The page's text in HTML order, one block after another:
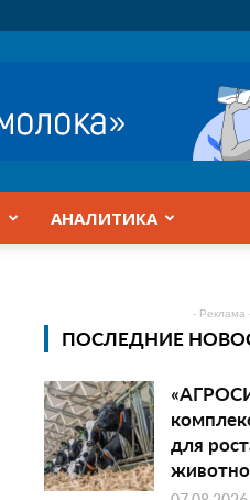
АНАЛИТИКА
- Реклама
ПОСЛЕДНИЕ
для